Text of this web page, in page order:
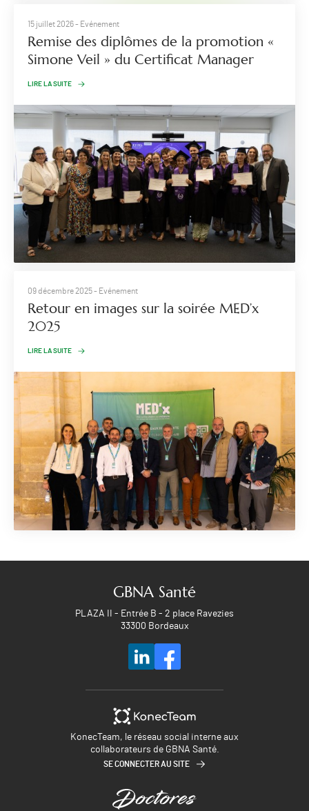
15 juillet 2026- Evénement
Remise des diplômes de la promotion «
Simone Veil » du Certificat Manager
LIRE LA SUITE
09 décembre 2025- Evénement
​Retour en images sur la soirée MED’x
2025
LIRE LA SUITE
GBNA Santé
PLAZA II - Entrée B - 2 place Ravezies
33300 Bordeaux
KonecTeam, le réseau social interne aux
collaborateurs de GBNA Santé.
SE CONNECTER AU SITE